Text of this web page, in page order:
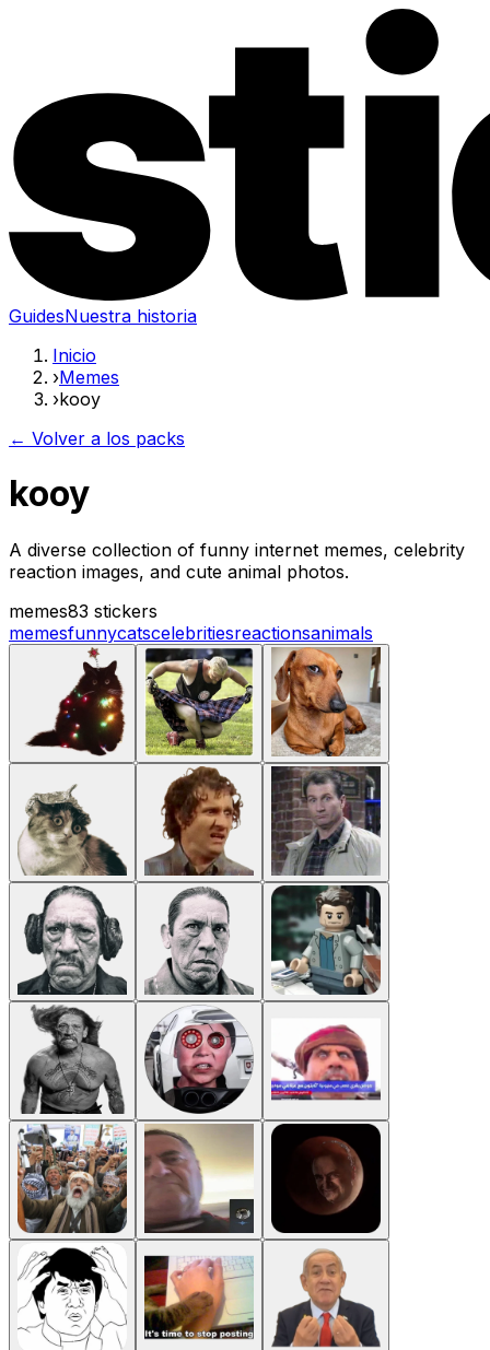
GuidesNuestra historia
Inicio
›Memes
›kooy
← Volver a los packs
kooy
A diverse collection of funny internet memes, celebrity
reaction images, and cute animal photos.
memes83 stickers
memesfunnycatscelebritiesreactionsanimals